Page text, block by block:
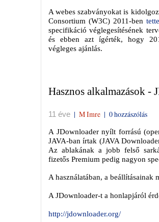
A webes szabványokat is
Consortium (W3C) 2011-ben
specifikáció véglegesítésének
és ebben azt ígérték, hogy
végleges ajánlás.
Hasznos alkalmazások -
11 éve | M Imre | 0 hozzászólás
A JDownloader nyílt forrású
JAVA-ban írtak (JAVA
Az ablakának a jobb felső
fizetős Premium pedig nagyon
A használatában, a beállításainak
A JDownloader-t a honlapjáról
http://jdownloader.org/